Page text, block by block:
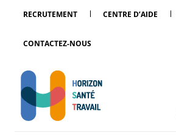
RECRUTEMENT CENTRE D’AIDE
CONTACTEZ-NOUS